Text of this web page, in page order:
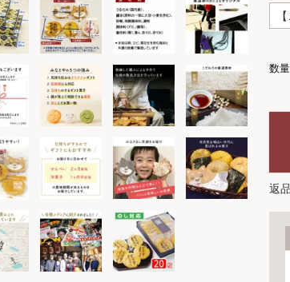
返